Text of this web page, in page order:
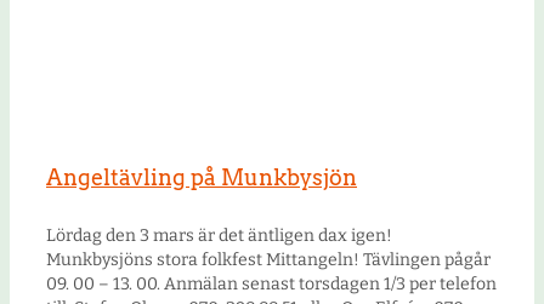
Angeltävling på Munkbysjön
Lördag den 3 mars är det äntligen dax igen!
Munkbysjöns stora folkfest Mittangeln! Tävlingen pågår
09. 00 – 13. 00. Anmälan senast torsdagen 1/3 per telefon